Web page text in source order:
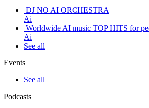
DJ NO AI ORCHESTRA
Ai
Worldwide AI music TOP HITS for
Ai
See all
Events
See all
Podcasts